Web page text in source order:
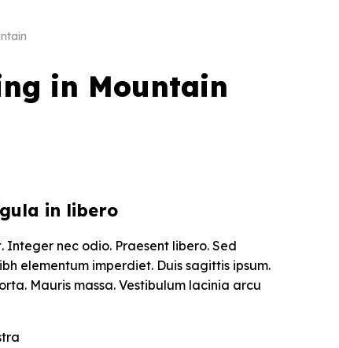
in Mountain
in libero
nec odio. Praesent libero. Sed
elementum imperdiet. Duis sagittis ipsum.
Mauris massa. Vestibulum lacinia arcu